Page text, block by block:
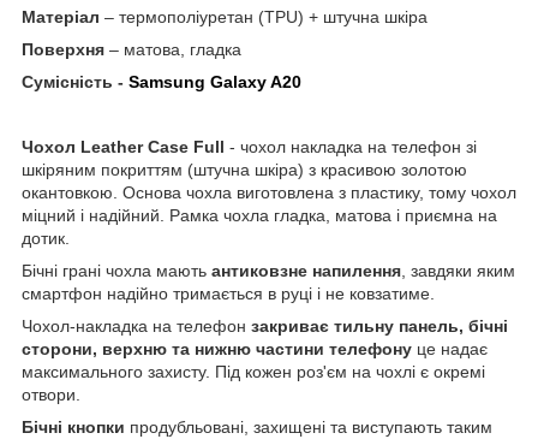
Матеріал – термополіуретан (TPU) + штучна шкіра
Поверхня – матова, гладка
Сумісність - Samsung Galaxy A20
Чохол Leather Case Full - чохол накладка на телефон зі
шкіряним покриттям (штучна шкіра) з красивою золотою
окантовкою. Основа чохла виготовлена з пластику, тому чохол
міцний і надійний. Рамка чохла гладка, матова і приємна на
дотик.
Бічні грані чохла мають антиковзне напилення, завдяки яким
смартфон надійно тримається в руці і не ковзатиме.
Чохол-накладка на телефон закриває тильну панель, бічні
сторони, верхню та нижню частини телефону це надає
максимального захисту. Під кожен роз'єм на чохлі є окремі
отвори.
Бічні кнопки продубльовані, захищені та виступають таким